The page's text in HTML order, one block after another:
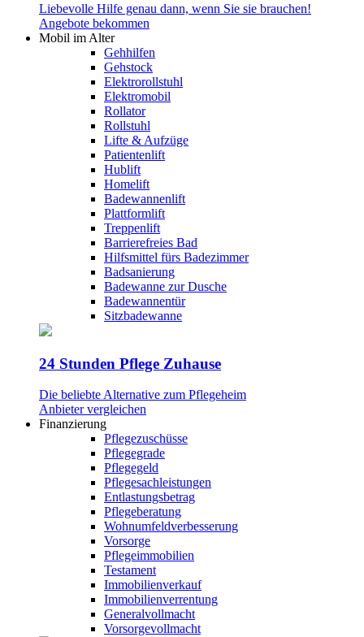
Liebevolle Hilfe genau dann, wenn Sie sie brauchen!
Angebote bekommen
Mobil im Alter
Gehhilfen
Gehstock
Elektrorollstuhl
Elektromobil
Rollator
Rollstuhl
Lifte & Aufzüge
Patientenlift
Hublift
Homelift
Badewannenlift
Plattformlift
Treppenlift
Barrierefreies Bad
Hilfsmittel fürs Badezimmer
Badsanierung
Badewanne zur Dusche
Badewannentür
Sitzbadewanne
24 Stunden Pflege Zuhause
Die beliebte Alternative zum Pflegeheim
Anbieter vergleichen
Finanzierung
Pflegezuschüsse
Pflegegrade
Pflegegeld
Pflegesachleistungen
Entlastungsbetrag
Pflegeberatung
Wohnumfeldverbesserung
Vorsorge
Pflegeimmobilien
Testament
Immobilienverkauf
Immobilienverrentung
Generalvollmacht
Vorsorgevollmacht